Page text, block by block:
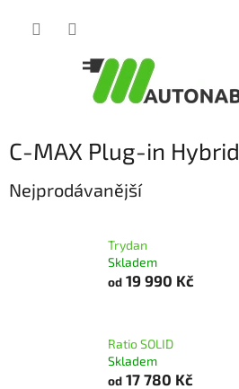
C-MAX Plug-in Hybrid
Nejprodávanější
Trydan
Skladem
od 19 990 Kč
Ratio SOLID
Skladem
od 17 780 Kč